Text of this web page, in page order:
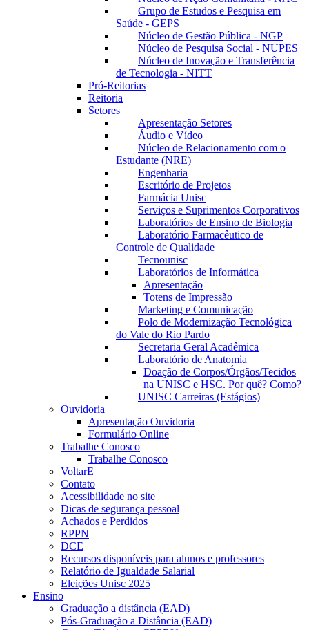
Grupo de Estudos e Pesquisa em
Saúde - GEPS
Núcleo de Gestão Pública - NGP
Núcleo de Pesquisa Social - NUPES
Núcleo de Inovação e Transferência
de Tecnologia - NITT
Pró-Reitorias
Reitoria
Setores
Apresentação Setores
Áudio e Vídeo
Núcleo de Relacionamento com o
Estudante (NRE)
Engenharia
Escritório de Projetos
Farmácia Unisc
Serviços e Suprimentos Corporativos
Laboratórios de Ensino de Biologia
Laboratório Farmacêutico de
Controle de Qualidade
Tecnounisc
Laboratórios de Informática
Apresentação
Totens de Impressão
Marketing e Comunicação
Polo de Modernização Tecnológica
do Vale do Rio Pardo
Secretaria Geral Acadêmica
Laboratório de Anatomia
Doação de Corpos/Órgãos/Tecidos
na UNISC e HSC. Por quê? Como?
UNISC Carreiras (Estágios)
Ouvidoria
Apresentação Ouvidoria
Formulário Online
Trabalhe Conosco
Trabalhe Conosco
VoltarE
Contato
Acessibilidade no site
Dicas de segurança pessoal
Achados e Perdidos
RPPN
DCE
Recursos disponíveis para alunos e professores
Relatório de Igualdade Salarial
Eleições Unisc 2025
Ensino
Graduação a distância (EAD)
Pós-Graduação a Distância (EAD)